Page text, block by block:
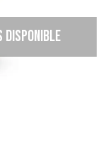
disponible